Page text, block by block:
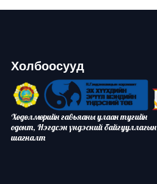
Холбоосууд
Хөдөлмөрийн гавьяаны улаан тугийн
одонт, Нэгдсэн үндэсний байгууллагын
шагналт